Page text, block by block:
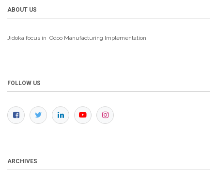
ABOUT US
Jidoka focus in Odoo Manufacturing Implementation
FOLLOW US
ARCHIVES